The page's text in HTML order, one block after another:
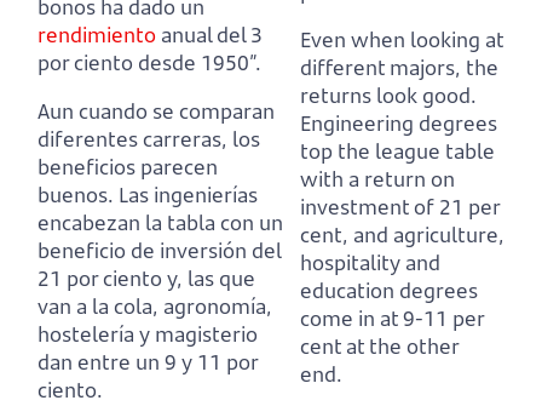
bonos ha dado un
rendimiento anual del 3
por ciento desde 1950”.
Aun cuando se comparan
diferentes carreras, los
beneficios parecen
buenos. Las ingenierías
encabezan la tabla con un
beneficio de inversión del
21 por ciento y, las que
van a la cola, agronomía,
hostelería y magisterio
dan entre un 9 y 11 por
ciento.
Even when looking at
different majors, the
returns look good.
Engineering degrees
top the league table
with a return on
investment of 21 per
cent, and agriculture,
hospitality and
education degrees
come in at 9-11 per
cent at the other
end.